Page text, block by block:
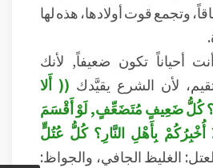
وتجمع قوت أولادها، هذه لها
أحياناً تكون ضعيفاً, لأنك
لأن الشرع يقيَّدك (( أَلا
كُلُّ ضَعِيفٍ مُتَضَعِّفٍ, لَوْ أَقْسَمَ
أُخْبِرُكُمْ بِأَهْلِ النَّارِ؟ كُلُّ عُتُلٍّ
الغليظ الجافي، والجواظ: